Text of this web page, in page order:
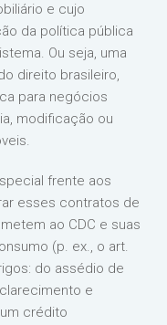
e cujo
da política pública
Ou seja, uma
direito brasileiro,
para negócios
modificação ou
frente aos
esses contratos de
ao CDC e suas
(p. ex., o art.
do assédio de
e
crédito